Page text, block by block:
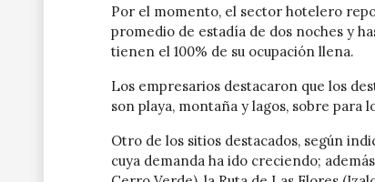
Por el momento, el sector hotelero
promedio de estadía de dos noches y
tienen el 100% de su ocupación llena.
Los empresarios destacaron que los
son playa, montaña y lagos, sobre para
Otro de los sitios destacados, según
cuya demanda ha ido creciendo;